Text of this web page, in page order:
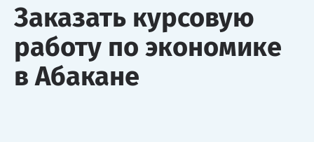
Заказать курсовую
работу по экономике
в Абакане